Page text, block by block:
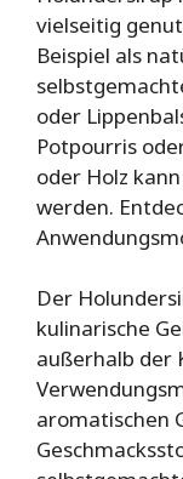
vielseitig
Beispiel als
oder
Potpourris
oder Holz
werden.
Der
kulinarische
außerhalb der
aromatischen